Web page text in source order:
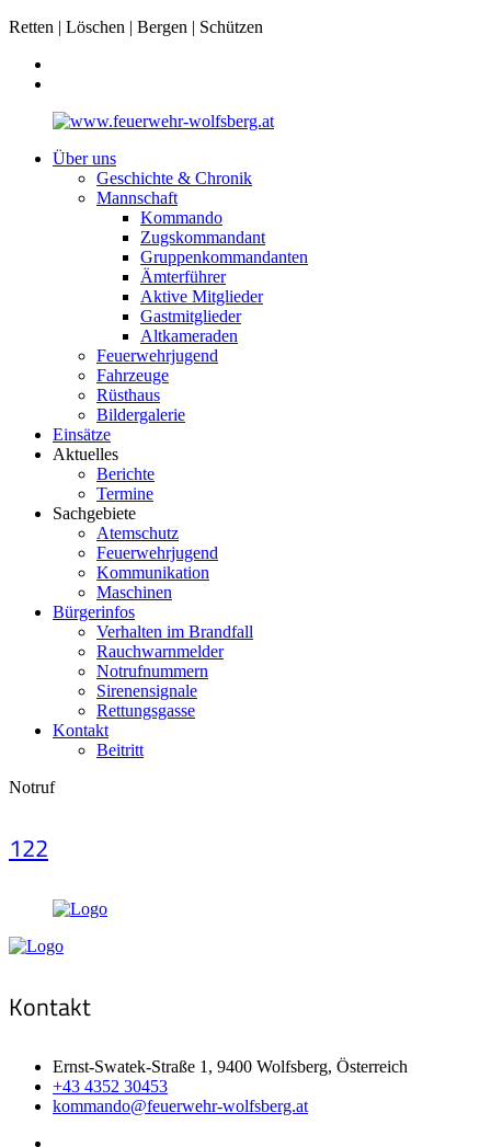
Retten | Löschen | Bergen | Schützen
Über uns
Geschichte & Chronik
Mannschaft
Kommando
Zugskommandant
Gruppenkommandanten
Ämterführer
Aktive Mitglieder
Gastmitglieder
Altkameraden
Feuerwehrjugend
Fahrzeuge
Rüsthaus
Bildergalerie
Einsätze
Aktuelles
Berichte
Termine
Sachgebiete
Atemschutz
Feuerwehrjugend
Kommunikation
Maschinen
Bürgerinfos
Verhalten im Brandfall
Rauchwarnmelder
Notrufnummern
Sirenensignale
Rettungsgasse
Kontakt
Beitritt
Notruf
122
Kontakt
Ernst-Swatek-Straße 1, 9400 Wolfsberg, Österreich
+43 4352 30453
kommando@feuerwehr-wolfsberg.at